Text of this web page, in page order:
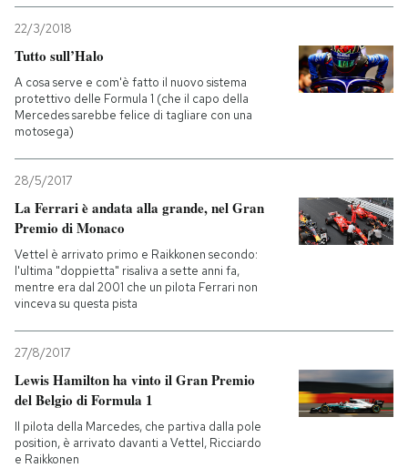
22/3/2018
Tutto sull’Halo
A cosa serve e com'è fatto il nuovo sistema
protettivo delle Formula 1 (che il capo della
Mercedes sarebbe felice di tagliare con una
motosega)
28/5/2017
La Ferrari è andata alla grande, nel Gran
Premio di Monaco
Vettel è arrivato primo e Raikkonen secondo:
l'ultima "doppietta" risaliva a sette anni fa,
mentre era dal 2001 che un pilota Ferrari non
vinceva su questa pista
27/8/2017
Lewis Hamilton ha vinto il Gran Premio
del Belgio di Formula 1
Il pilota della Marcedes, che partiva dalla pole
position, è arrivato davanti a Vettel, Ricciardo
e Raikkonen